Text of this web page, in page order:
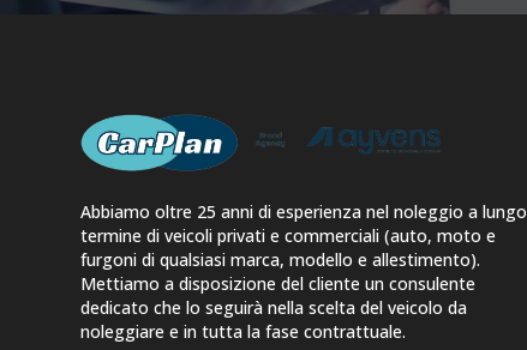
Abbiamo oltre 25 anni di esperienza nel noleggio a lungo
termine di veicoli privati e commerciali (auto, moto e
furgoni di qualsiasi marca, modello e allestimento).
Mettiamo a disposizione del cliente un consulente
dedicato che lo seguirà nella scelta del veicolo da
noleggiare e in tutta la fase contrattuale.